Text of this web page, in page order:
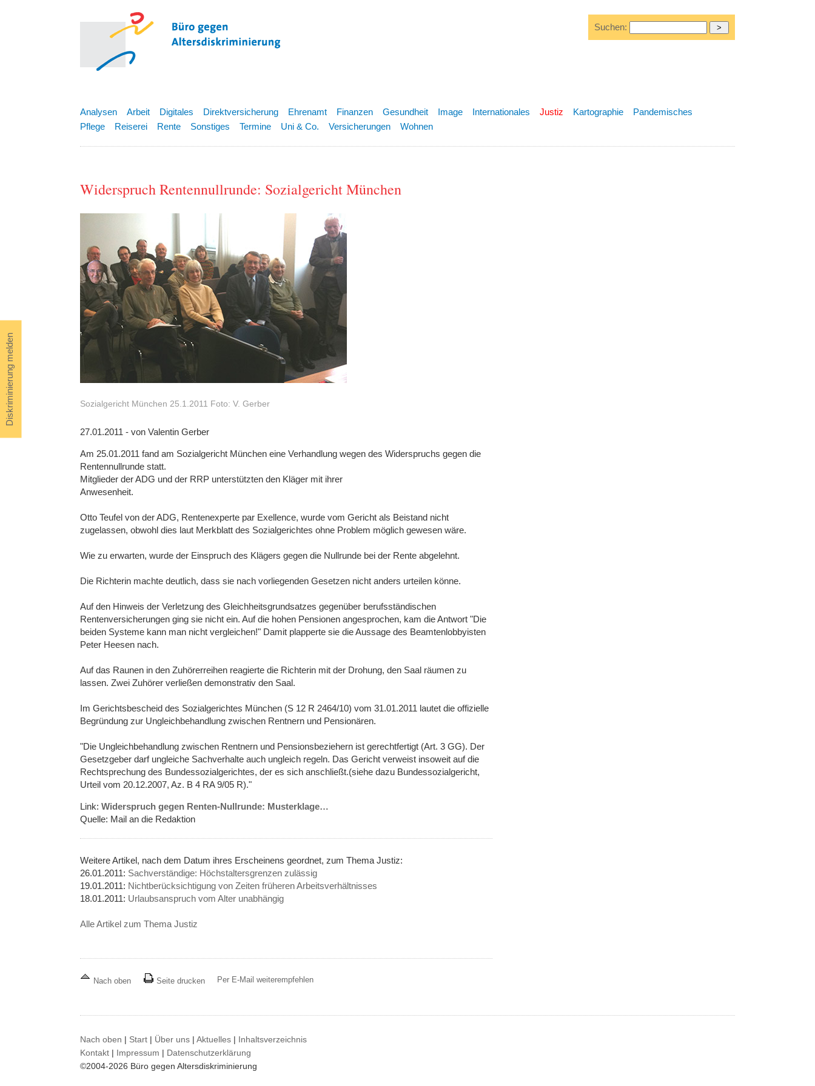
Diskriminierung melden
Suchen:
Analysen Arbeit Digitales Direktversicherung Ehrenamt Finanzen Gesundheit Image Internationales Justiz Kartographie
Pandemisches
Pflege
Reiserei Rente Sonstiges Termine Uni & Co. Versicherungen Wohnen
Widerspruch Rentennullrunde: Sozialgericht München
Sozialgericht München 25.1.2011 Foto: V. Gerber
27.01.2011 - von Valentin Gerber
Am 25.01.2011 fand am Sozialgericht München eine Verhandlung wegen des Widerspruchs gegen die
Rentennullrunde statt.
Mitglieder der ADG und der RRP unterstützten den Kläger mit ihrer
Anwesenheit.
Otto Teufel von der ADG, Rentenexperte par Exellence, wurde vom Gericht als Beistand nicht
zugelassen, obwohl dies laut Merkblatt des Sozialgerichtes ohne Problem möglich gewesen wäre.
Wie zu erwarten, wurde der Einspruch des Klägers gegen die Nullrunde bei der Rente abgelehnt.
Die Richterin machte deutlich, dass sie nach vorliegenden Gesetzen nicht anders urteilen könne.
Auf den Hinweis der Verletzung des Gleichheitsgrundsatzes gegenüber berufsständischen
Rentenversicherungen ging sie nicht ein. Auf die hohen Pensionen angesprochen, kam die Antwort "Die
beiden Systeme kann man nicht vergleichen!" Damit plapperte sie die Aussage des Beamtenlobbyisten
Peter Heesen nach.
Auf das Raunen in den Zuhörerreihen reagierte die Richterin mit der Drohung, den Saal räumen zu
lassen. Zwei Zuhörer verließen demonstrativ den Saal.
Im Gerichtsbescheid des Sozialgerichtes München (S 12 R 2464/10) vom 31.01.2011 lautet die offizielle
Begründung zur Ungleichbehandlung zwischen Rentnern und Pensionären.
"Die Ungleichbehandlung zwischen Rentnern und Pensionsbeziehern ist gerechtfertigt (Art. 3 GG). Der
Gesetzgeber darf ungleiche Sachverhalte auch ungleich regeln. Das Gericht verweist insoweit auf die
Rechtsprechung des Bundessozialgerichtes, der es sich anschließt.(siehe dazu Bundessozialgericht,
Urteil vom 20.12.2007, Az. B 4 RA 9/05 R)."
Link: Widerspruch gegen Renten-Nullrunde: Musterklage…
Quelle: Mail an die Redaktion
Weitere Artikel, nach dem Datum ihres Erscheinens geordnet, zum Thema Justiz:
26.01.2011: Sachverständige: Höchstaltersgrenzen zulässig
19.01.2011: Nichtberücksichtigung von Zeiten früheren Arbeitsverhältnisses
18.01.2011: Urlaubsanspruch vom Alter unabhängig
Alle Artikel zum Thema Justiz
Nach oben Seite drucken Per E-Mail weiterempfehlen
Nach oben | Start | Über uns | Aktuelles | Inhaltsverzeichnis
Kontakt | Impressum | Datenschutzerklärung
©2004-2026 Büro gegen Altersdiskriminierung